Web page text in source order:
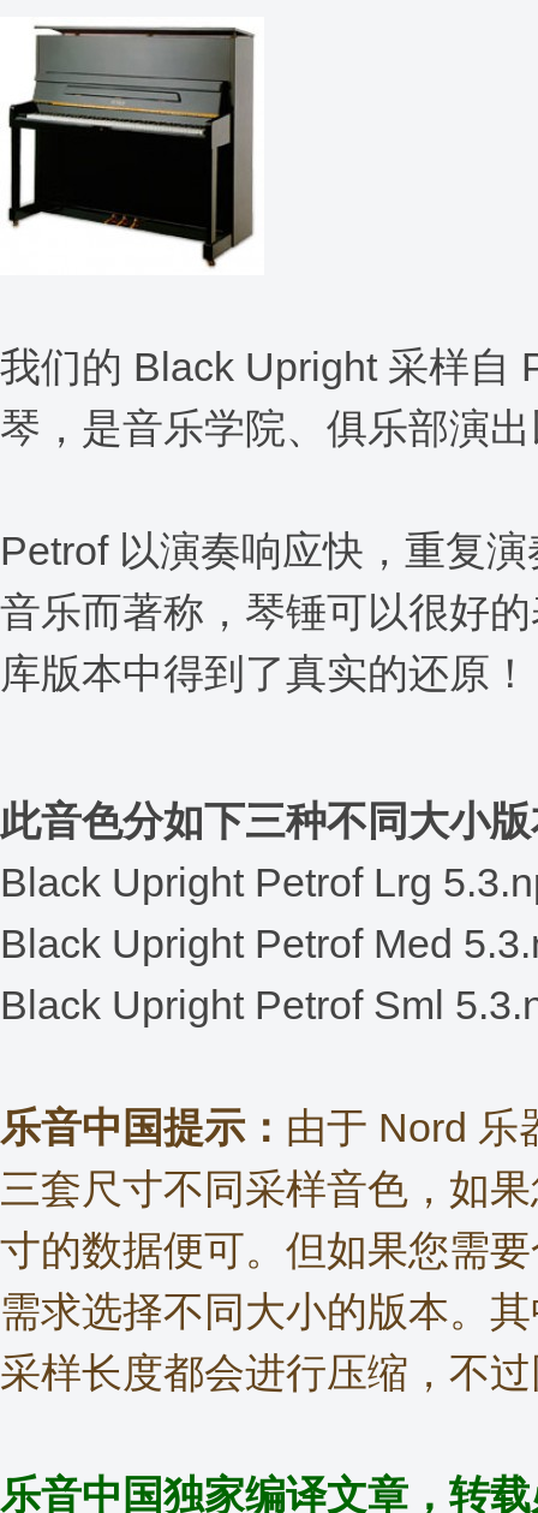
我们的 Black Upright 采样自
琴，是音乐学院、俱乐部演
Petrof 以演奏响应快，重复
音乐而著称，琴锤可以很好
库版本中得到了真实的还原！
此音色分如下三种不同大小
Black Upright Petrof Lrg
Black Upright Petrof Med
Black Upright Petrof Sml
乐音中国提示： 由于 Nord 乐
三套尺寸不同采样音色，如
寸的数据便可。但如果您需
需求选择不同大小的版本。
采样长度都会进行压缩，不
乐音中国独家编译文章，转